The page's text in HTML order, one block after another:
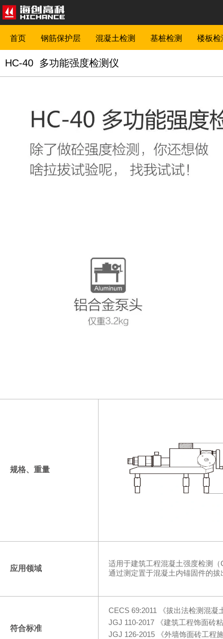
首页 钢筋保护层 混凝土检测 基桩检测 楼板检
HC-40 多功能强度检测仪
规格、重量
应用领域
适用于建筑工程混凝土强度检测
通过测定置于混凝土内锚固件的
符合标准
CECS 69:2011 《拔出法检测混凝
JGJ 110-2017 《建筑工程饰面砖
JGJ 126-2015 《外墙饰面砖工程